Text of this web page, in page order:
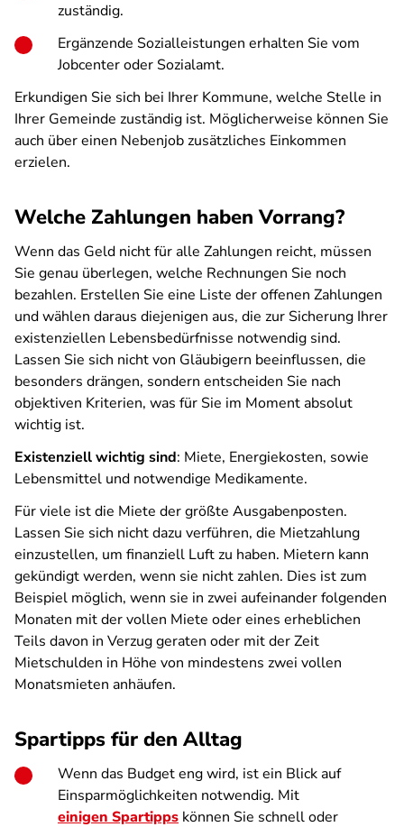
zuständig.
Ergänzende Sozialleistungen erhalten Sie vom
Jobcenter oder Sozialamt.
Erkundigen Sie sich bei Ihrer Kommune, welche Stelle in
Ihrer Gemeinde zuständig ist. Möglicherweise können Sie
auch über einen Nebenjob zusätzliches Einkommen
erzielen.
Welche Zahlungen haben Vorrang?
Wenn das Geld nicht für alle Zahlungen reicht, müssen
Sie genau überlegen, welche Rechnungen Sie noch
bezahlen. Erstellen Sie eine Liste der offenen Zahlungen
und wählen daraus diejenigen aus, die zur Sicherung Ihrer
existenziellen Lebensbedürfnisse notwendig sind.
Lassen Sie sich nicht von Gläubigern beeinflussen, die
besonders drängen, sondern entscheiden Sie nach
objektiven Kriterien, was für Sie im Moment absolut
wichtig ist.
Existenziell wichtig sind: Miete, Energiekosten, sowie
Lebensmittel und notwendige Medikamente.
Für viele ist die Miete der größte Ausgabenposten.
Lassen Sie sich nicht dazu verführen, die Mietzahlung
einzustellen, um finanziell Luft zu haben. Mietern kann
gekündigt werden, wenn sie nicht zahlen. Dies ist zum
Beispiel möglich, wenn sie in zwei aufeinander folgenden
Monaten mit der vollen Miete oder eines erheblichen
Teils davon in Verzug geraten oder mit der Zeit
Mietschulden in Höhe von mindestens zwei vollen
Monatsmieten anhäufen.
Spartipps für den Alltag
Wenn das Budget eng wird, ist ein Blick auf
Einsparmöglichkeiten notwendig. Mit
einigen Spartipps können Sie schnell oder